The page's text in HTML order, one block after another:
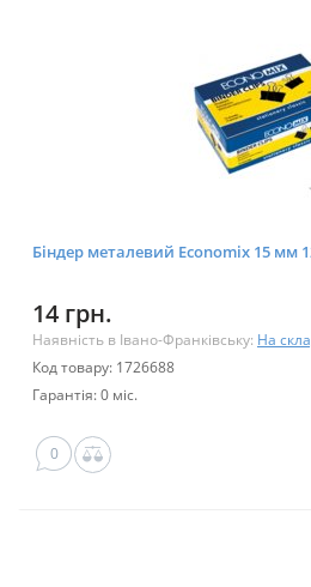
Біндер металевий Economix 15 мм
14 грн.
Наявність в Івано-Франківську: На
Код товару: 1726688
Гарантія: 0 міс.
0